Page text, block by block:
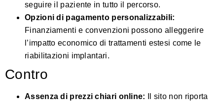
seguire il paziente in tutto il percorso.
Opzioni di pagamento personalizzabili:
Finanziamenti e convenzioni possono alleggerire
l’impatto economico di trattamenti estesi come le
riabilitazioni implantari.
Contro
Assenza di prezzi chiari online: Il sito non riporta